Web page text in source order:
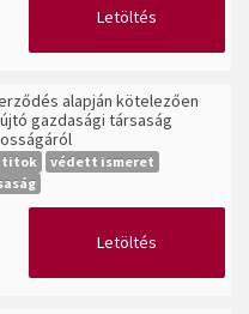
Letöltés
alapján kötelezően
gazdasági társaság
titok
védett ismeret
Letöltés